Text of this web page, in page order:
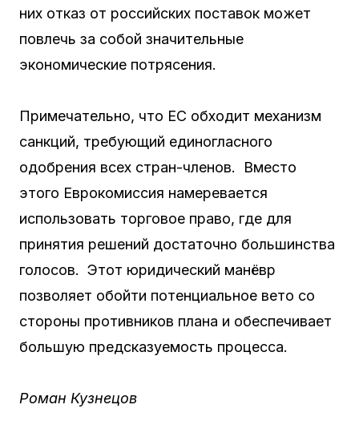
них отказ от российских поставок может
повлечь за собой значительные
экономические потрясения.
Примечательно, что ЕС обходит механизм
санкций, требующий единогласного
одобрения всех стран-членов. Вместо
этого Еврокомиссия намеревается
использовать торговое право, где для
принятия решений достаточно большинства
голосов. Этот юридический манёвр
позволяет обойти потенциальное вето со
стороны противников плана и обеспечивает
большую предсказуемость процесса.
Роман Кузнецов